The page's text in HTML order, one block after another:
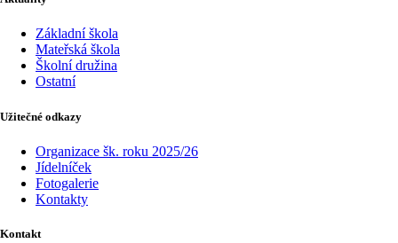
Základní škola
Mateřská škola
Školní družina
Ostatní
Užitečné odkazy
Organizace šk. roku 2025/26
Jídelníček
Fotogalerie
Kontakty
Kontakt